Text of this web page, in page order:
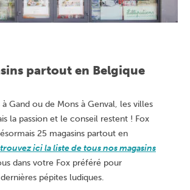
partout en Belgique
Gand ou de Mons à Genval, les villes
la passion et le conseil restent ! Fox
25 magasins partout en
ici la liste de tous nos magasins
dans votre Fox préféré pour
pépites ludiques.